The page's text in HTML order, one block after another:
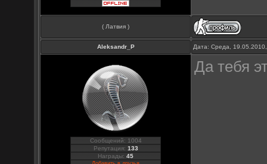
( Латвия )
Aleksandr_P Дата: Среда,
Сообщений: 1004
Репутация: 133
Награды:45
Да тебя